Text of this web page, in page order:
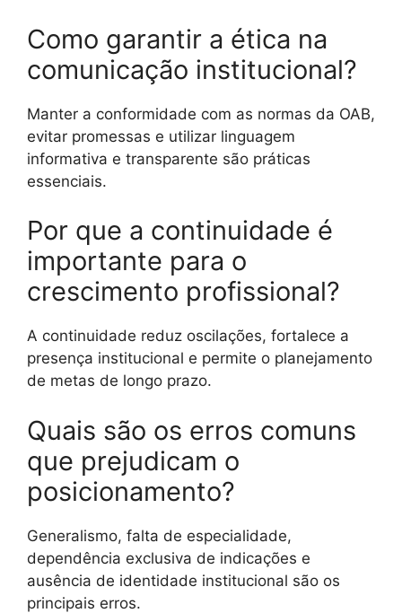
Como garantir a ética na
comunicação institucional?
Manter a conformidade com as normas da OAB,
evitar promessas e utilizar linguagem
informativa e transparente são práticas
essenciais.
Por que a continuidade é
importante para o
crescimento profissional?
A continuidade reduz oscilações, fortalece a
presença institucional e permite o planejamento
de metas de longo prazo.
Quais são os erros comuns
que prejudicam o
posicionamento?
Generalismo, falta de especialidade,
dependência exclusiva de indicações e
ausência de identidade institucional são os
principais erros.